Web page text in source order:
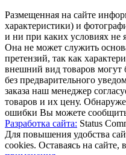
Размещенная на сайте
характеристики) и
и ни при каких условиях не
Она не может служить
претензий, так как
внешний вид товаров могут
без предварительного
заказа наш менеджер
товаров и их цену.
ошибки Вы можете
Разработка сайта: Status
Для повышения удобства
cookies. Оставаясь на сайте,